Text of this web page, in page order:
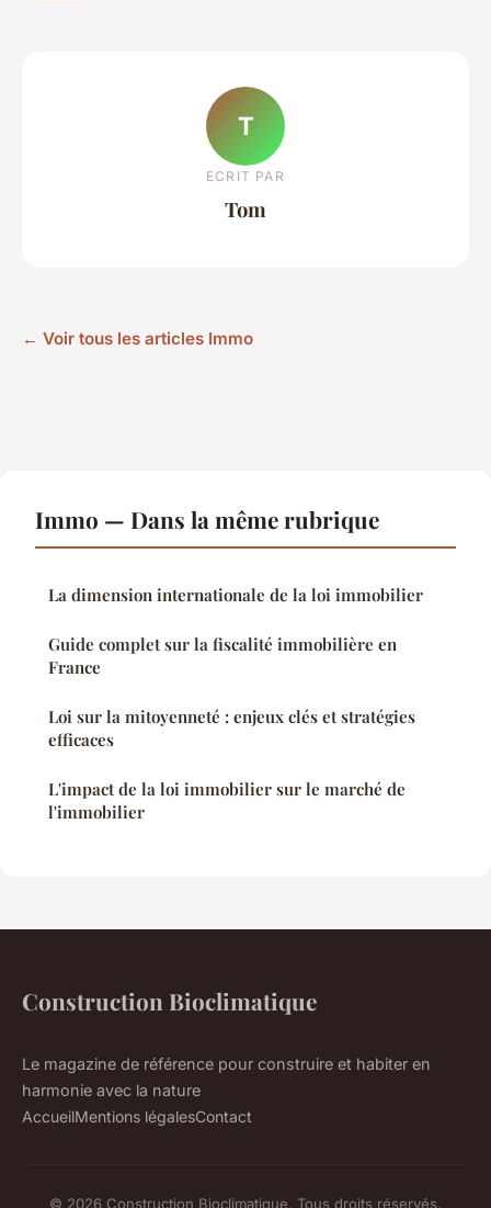
T
ECRIT PAR
Tom
← Voir tous les articles Immo
Immo — Dans la même rubrique
La dimension internationale de la loi immobilier
Guide complet sur la fiscalité immobilière en
France
Loi sur la mitoyenneté : enjeux clés et stratégies
efficaces
L'impact de la loi immobilier sur le marché de
l'immobilier
Construction Bioclimatique
Le magazine de référence pour construire et habiter en
harmonie avec la nature
AccueilMentions légalesContact
© 2026 Construction Bioclimatique. Tous droits réservés.